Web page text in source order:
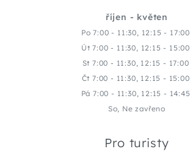
říjen - květen
Po 7:00 - 11:30, 12:15 - 17:00
Út 7:00 - 11:30, 12:15 - 15:00
St 7:00 - 11:30, 12:15 - 17:00
Čt 7:00 - 11:30, 12:15 - 15:00
Pá 7:00 - 11:30, 12:15 - 14:45
So, Ne zavřeno
Pro turisty